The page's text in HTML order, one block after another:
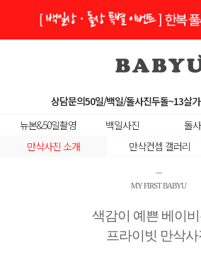
상담문의50일/백일/돌사진두돌~13살
뉴본&50일촬영
백일사진 돌
만삭사진 소개
만삭컨셉 갤러리
​ ㅡ
MY FIRST BABYU
색감이 예쁜 베이비
프라이빗 만삭사